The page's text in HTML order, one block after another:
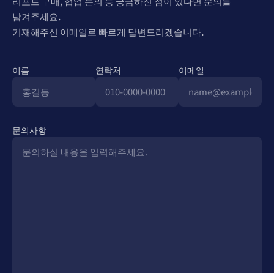
남겨주세요.
기재해주신 이메일로 빠르게 답변드리겠습니다.
이름 연락처 이메일
문의사항